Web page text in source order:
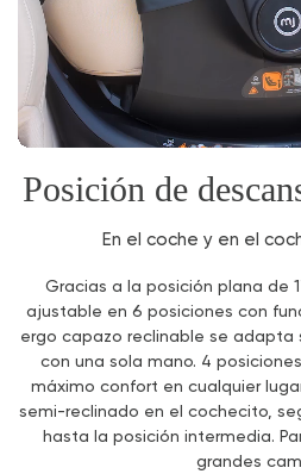
Posición de
En el coche y en el
Gracias a la posición plana de
ajustable en 6 posiciones con
ergo capazo reclinable se
con una sola mano. 4
máximo confort en cualquier
semi-reclinado en el cochecito,
hasta la posición intermedia.
grandes